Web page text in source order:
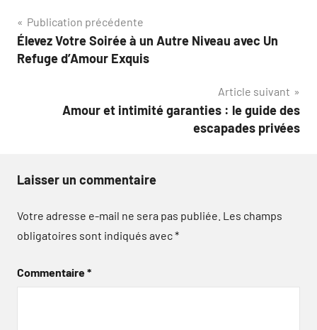
Navigation
de
Publication précédente
Élevez Votre Soirée à un Autre Niveau avec Un
Refuge d’Amour Exquis
Article suivant
Amour et intimité garanties : le guide des
escapades privées
Laisser un commentaire
Votre adresse e-mail ne sera pas publiée. Les champs
obligatoires sont indiqués avec*
Commentaire*